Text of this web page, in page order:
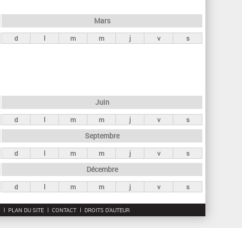
r
c
Mars
d l m m j v s
Juin
d l m m j v s
Septembre
d l m m j v s
Décembre
d l m m j v s
PLAN DU SITE CONTACT DROITS D'AUTEUR